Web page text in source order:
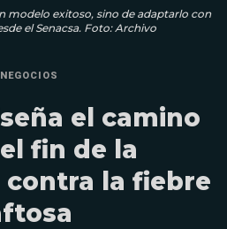
modelo exitoso, sino de adaptarlo con
el Senacsa. Foto: Archivo
NEGOCIOS
el camino
fin de la
contra la fiebre